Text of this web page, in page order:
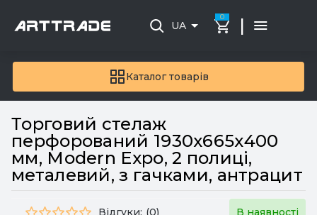
Каталог товарів
UA
0 |
Торговий стелаж
перфорований 1930х665х400
мм, Modern Expo, 2 полиці,
металевий, з гачками, антрацит
Відгуки: (0)
В наявності